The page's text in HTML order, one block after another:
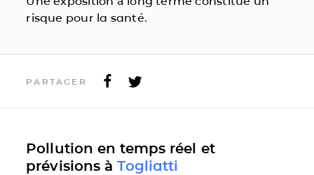
risque pour la santé.
PARTAGER
Pollution en temps réel et
prévisions à Togliatti